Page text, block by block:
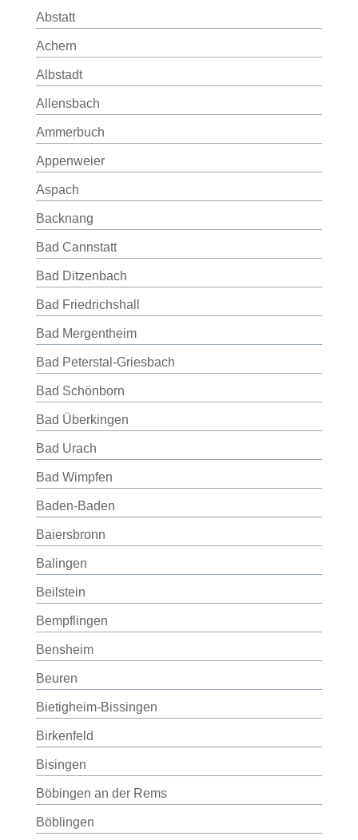
Abstatt
Achern
Albstadt
Allensbach
Ammerbuch
Appenweier
Aspach
Backnang
Bad Cannstatt
Bad Ditzenbach
Bad Friedrichshall
Bad Mergentheim
Bad Peterstal-Griesbach
Bad Schönborn
Bad Überkingen
Bad Urach
Bad Wimpfen
Baden-Baden
Baiersbronn
Balingen
Beilstein
Bempflingen
Bensheim
Beuren
Bietigheim-Bissingen
Birkenfeld
Bisingen
Böbingen an der Rems
Böblingen